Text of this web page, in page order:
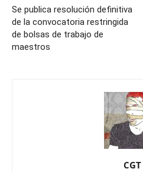
Se publica resolución definitiva
de la convocatoria restringida
de bolsas de trabajo de
maestros
CGT